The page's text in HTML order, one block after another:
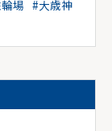
場 #大歳神